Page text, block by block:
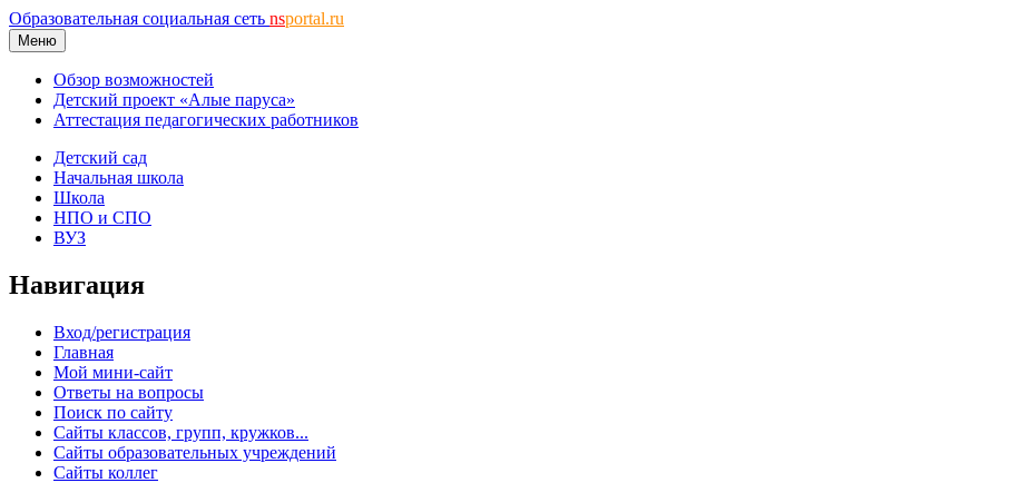
Образовательная социальная сеть nsportal.ru
Меню
Обзор возможностей
Детский проект «Алые паруса»
Аттестация педагогических работников
Детский сад
Начальная школа
Школа
НПО и СПО
ВУЗ
Навигация
Вход/регистрация
Главная
Мой мини-сайт
Ответы на вопросы
Поиск по сайту
Сайты классов, групп, кружков...
Сайты образовательных учреждений
Сайты коллег